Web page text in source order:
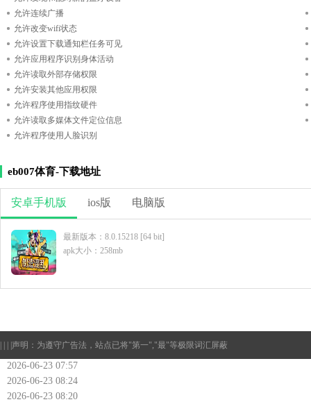
允许连续广播
允许改变wifi状态
允许设置下载通知栏任务可见
允许应用程序识别身体活动
允许读取外部存储权限
允许安装其他应用权限
允许程序使用指纹硬件
允许读取多媒体文件定位信息
允许程序使用人脸识别
eb007体育-下载地址
安卓手机版 ios版 电脑版
最新版本：8.0.15218 [64 bit]
apk大小：258mb
声明：为遵守广告法，站点已将"第一","最"等极限词汇屏蔽
2026-06-23 07:57
2026-06-23 08:24
2026-06-23 08:20